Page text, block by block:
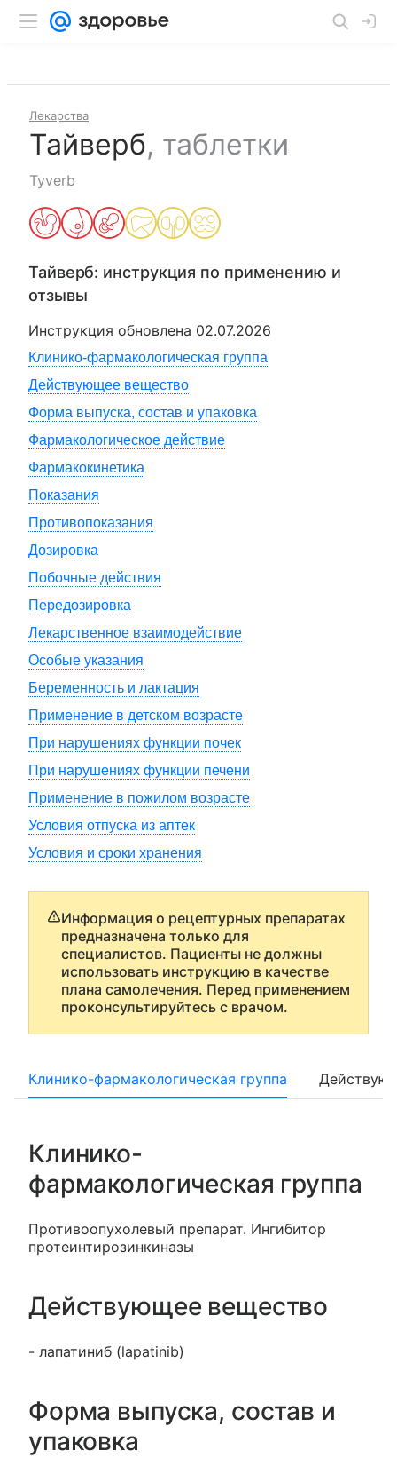
Лекарства
Тайверб, таблетки
Tyverb
Тайверб: инструкция по применению и
отзывы
Инструкция обновлена 02.07.2026
Клинико-фармакологическая группа
Действующее вещество
Форма выпуска, состав и упаковка
Фармакологическое действие
Фармакокинетика
Показания
Противопоказания
Дозировка
Побочные действия
Передозировка
Лекарственное взаимодействие
Особые указания
Беременность и лактация
Применение в детском возрасте
При нарушениях функции почек
При нарушениях функции печени
Применение в пожилом возрасте
Условия отпуска из аптек
Условия и сроки хранения
Информация о рецептурных препаратах
предназначена только для
специалистов. Пациенты не должны
использовать инструкцию в качестве
плана самолечения. Перед применением
проконсультируйтесь с врачом.
Клинико-фармакологическая группа
Клинико-
фармакологическая группа
Противоопухолевый препарат. Ингибитор
протеинтирозинкиназы
Действующее вещество
- лапатиниб (lapatinib)
Форма выпуска, состав и
упаковка